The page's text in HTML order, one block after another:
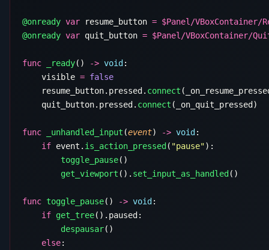
@onready var resume_button = $
@onready var quit_button = $
func _ready() -> void
    visible
=
    resume_button.pressed.
connect
    quit_button.pressed.
connect
func _unhandled_input (event) -> void
    if
event. is_action_pressed ( "pause"
        toggle_pause
        get_viewport
(). set_input_as_handled
func toggle_pause() -> void
    if
get_tree
        despausar
    else